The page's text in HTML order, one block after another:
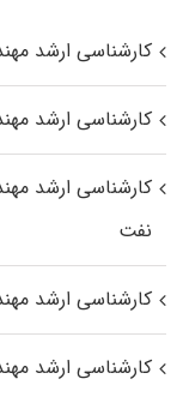
کارشناسی ارشد
کارشناسی ارشد
کارشناسی ارشد
نفت
کارشناسی ارشد
کارشناسی ارشد